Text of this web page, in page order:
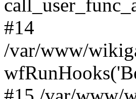
#14
/var/www/